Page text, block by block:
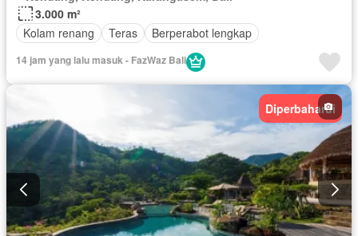
3.000 m²
Kolam renang
Teras Berperabot lengkap
14 jam yang lalu masuk - FazWaz Bali
Diperbaharui